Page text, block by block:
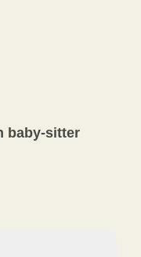
baby-sitter